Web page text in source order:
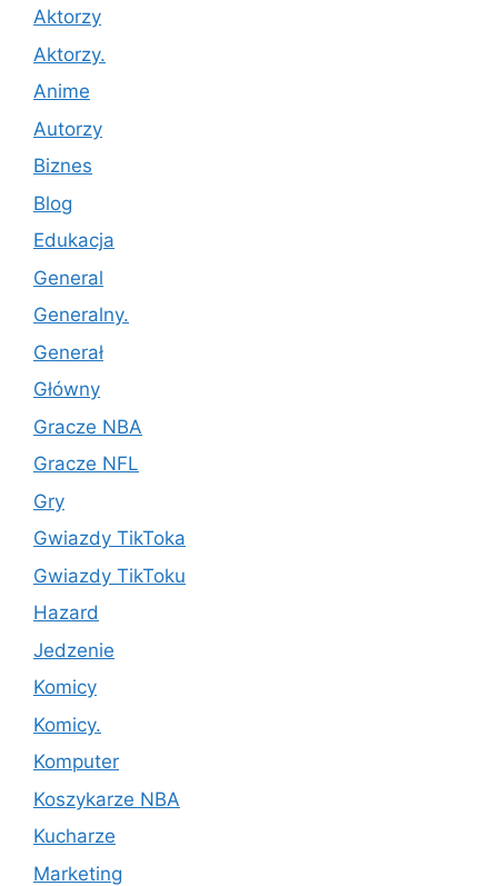
Aktorzy
Aktorzy.
Anime
Autorzy
Biznes
Blog
Edukacja
General
Generalny.
Generał
Główny
Gracze NBA
Gracze NFL
Gry
Gwiazdy TikToka
Gwiazdy TikToku
Hazard
Jedzenie
Komicy
Komicy.
Komputer
Koszykarze NBA
Kucharze
Marketing